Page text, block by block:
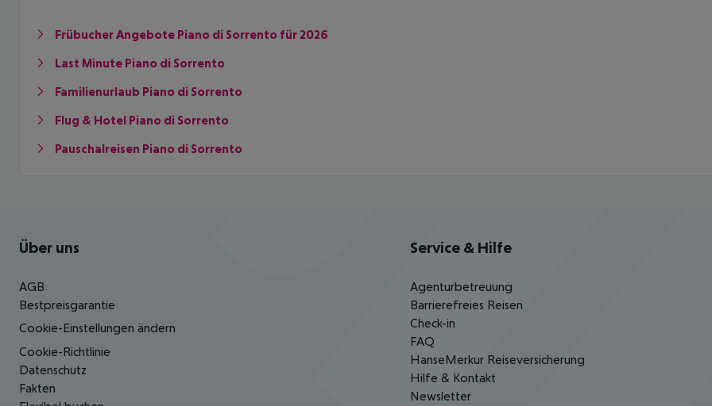
Frübucher Angebote Piano di Sorrento für 2026
Last Minute Piano di Sorrento
Familienurlaub Piano di Sorrento
Flug & Hotel Piano di Sorrento
Pauschalreisen Piano di Sorrento
Footer navigation
Über uns
AGB
Bestpreisgarantie
Cookie-Einstellungen ändern
Cookie-Richtlinie
Datenschutz
Fakten
Service & Hilfe
Agenturbetreuung
Barrierefreies Reisen
Check-in
FAQ
HanseMerkur Reiseversicherung
Hilfe & Kontakt
Newsletter